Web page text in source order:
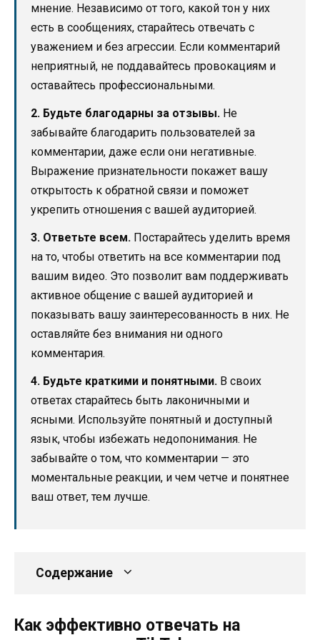
мнение. Независимо от того, какой тон у них
есть в сообщениях, старайтесь отвечать с
уважением и без агрессии. Если комментарий
неприятный, не поддавайтесь провокациям и
оставайтесь профессиональными.
2. Будьте благодарны за отзывы. Не
забывайте благодарить пользователей за
комментарии, даже если они негативные.
Выражение признательности покажет вашу
открытость к обратной связи и поможет
укрепить отношения с вашей аудиторией.
3. Ответьте всем. Постарайтесь уделить время
на то, чтобы ответить на все комментарии под
вашим видео. Это позволит вам поддерживать
активное общение с вашей аудиторией и
показывать вашу заинтересованность в них. Не
оставляйте без внимания ни одного
комментария.
4. Будьте краткими и понятными. В своих
ответах старайтесь быть лаконичными и
ясными. Используйте понятный и доступный
язык, чтобы избежать недопонимания. Не
забывайте о том, что комментарии — это
моментальные реакции, и чем четче и понятнее
ваш ответ, тем лучше.
Содержание
Как эффективно отвечать на